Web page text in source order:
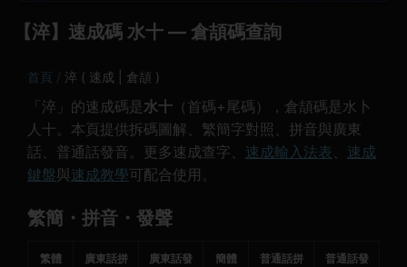
【淬】速成碼 水十 — 倉頡碼查詢
首頁 淬 ( 速成 | 倉頡 )
「淬」的速成碼是 水十 （首碼+尾碼），倉頡碼是水卜
人十。本頁提供拆碼圖解、繁簡字對照、拼音與廣東
話、普通話發音。更多速成查字、 速成輸入法表、 速成
鍵盤與速成教學可配合使用。
繁簡・拼音・發聲
繁體
廣東話拼
廣東話發
簡體
普通話拼
普通話發